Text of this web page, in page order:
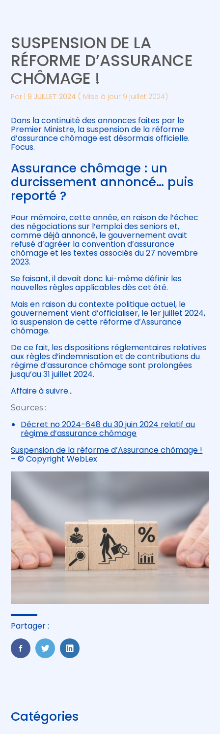
Gérer votre quotidien
Piloter votre entreprise
Développer votre entreprise
Construire votre patrimoine
Être prêt pour la facturation
Suivre votre comptabilité
Gérer vos ressources humaines
SUSPENSION DE LA
RÉFORME D’ASSURANCE
CHÔMAGE !
Par |9 JUILLET 2024 ( Mise à jour 9 juillet 2024)
Dans la continuité des annonces faites par le
Premier Ministre, la suspension de la réforme
d’assurance chômage est désormais officielle.
Focus.
Assurance chômage : un
durcissement annoncé… puis
reporté ?
Pour mémoire, cette année, en raison de l’échec
des négociations sur l’emploi des seniors et,
comme déjà annoncé, le gouvernement avait
refusé d’agréer la convention d’assurance
chômage et les textes associés du 27 novembre
2023.
Se faisant, il devait donc lui-même définir les
nouvelles règles applicables dès cet été.
Mais en raison du contexte politique actuel, le
gouvernement vient d’officialiser, le 1er juillet 2024,
la suspension de cette réforme d’Assurance
chômage.
De ce fait, les dispositions réglementaires relatives
aux règles d’indemnisation et de contributions du
régime d’assurance chômage sont prolongées
jusqu’au 31 juillet 2024.
Affaire à suivre…
Sources :
Décret no 2024-648 du 30 juin 2024 relatif au
régime d’assurance chômage
Suspension de la réforme d’Assurance chômage !
– © Copyright WebLex
Partager :
FaceBook
TwitterLinkedIn
Blog
sidebar
Catégories